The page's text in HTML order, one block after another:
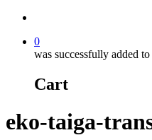
0
was successfully added
Cart
eko-taiga-